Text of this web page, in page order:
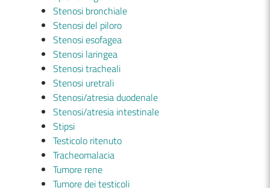
Stenosi bronchiale
Stenosi del piloro
Stenosi esofagea
Stenosi laringea
Stenosi tracheali
Stenosi uretrali
Stenosi/atresia duodenale
Stenosi/atresia intestinale
Stipsi
Testicolo ritenuto
Tracheomalacia
Tumore rene
Tumore dei testicoli